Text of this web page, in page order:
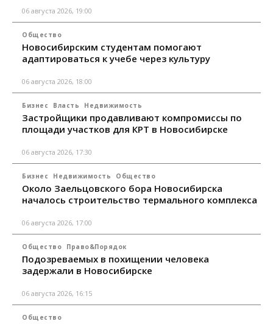
06 августа 2026, 19:00
Общество
Новосибирским студентам помогают
адаптироваться к учебе через культуру
06 августа 2026, 18:00
Бизнес Власть Недвижимость
Застройщики продавливают компромиссы по
площади участков для КРТ в Новосибирске
06 августа 2026, 17:30
Бизнес Недвижимость Общество
Около Заельцовского бора Новосибирска
началось строительство термального комплекса
06 августа 2026, 17:00
Общество Право&Порядок
Подозреваемых в похищении человека
задержали в Новосибирске
06 августа 2026, 16:15
Общество